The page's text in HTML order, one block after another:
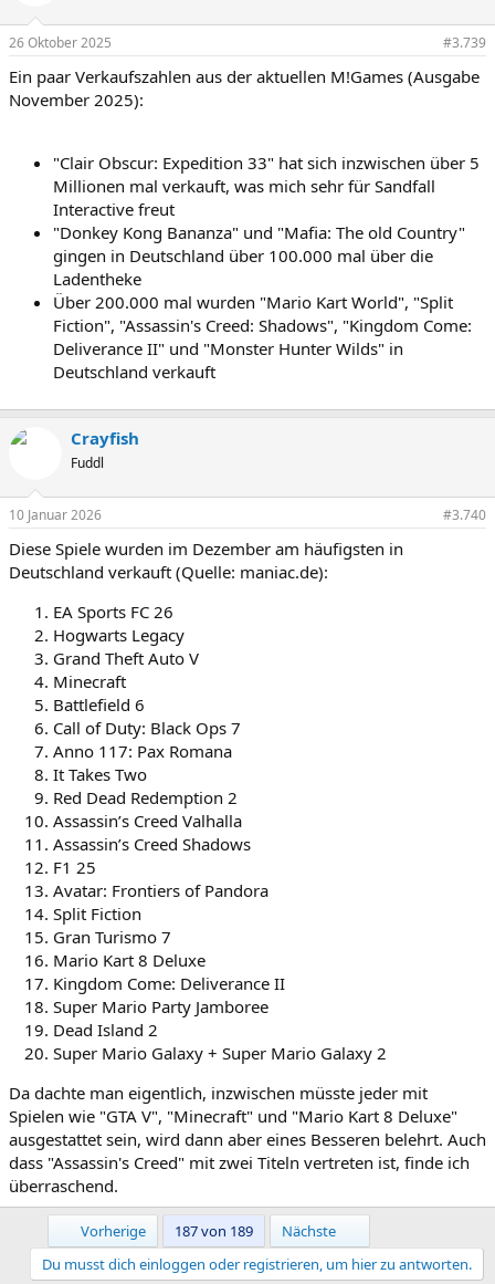
o
n
e
n
:
26 Oktober 2025 #3.739
Ein paar Verkaufszahlen aus der aktuellen M!Games (Ausgabe
November 2025):
"Clair Obscur: Expedition 33" hat sich inzwischen über 5
Millionen mal verkauft, was mich sehr für Sandfall
Interactive freut
"Donkey Kong Bananza" und "Mafia: The old Country"
gingen in Deutschland über 100.000 mal über die
Ladentheke
Über 200.000 mal wurden "Mario Kart World", "Split
Fiction", "Assassin's Creed: Shadows", "Kingdom Come:
Deliverance II" und "Monster Hunter Wilds" in
Deutschland verkauft
Crayfish
Fuddl
10 Januar 2026 #3.740
Diese Spiele wurden im Dezember am häufigsten in
Deutschland verkauft (Quelle: maniac.de):
EA Sports FC 26
Hogwarts Legacy
Grand Theft Auto V
Minecraft
Battlefield 6
Call of Duty: Black Ops 7
Anno 117: Pax Romana
It Takes Two
Red Dead Redemption 2
Assassin’s Creed Valhalla
Assassin’s Creed Shadows
F1 25
Avatar: Frontiers of Pandora
Split Fiction
Gran Turismo 7
Mario Kart 8 Deluxe
Kingdom Come: Deliverance II
Super Mario Party Jamboree
Dead Island 2
Super Mario Galaxy + Super Mario Galaxy 2
Da dachte man eigentlich, inzwischen müsste jeder mit
Spielen wie "GTA V", "Minecraft" und "Mario Kart 8 Deluxe"
ausgestattet sein, wird dann aber eines Besseren belehrt. Auch
dass "Assassin's Creed" mit zwei Titeln vertreten ist, finde ich
überraschend.
Vorherige 187 von 189 Nächste
Du musst dich einloggen oder registrieren, um hier zu antworten.